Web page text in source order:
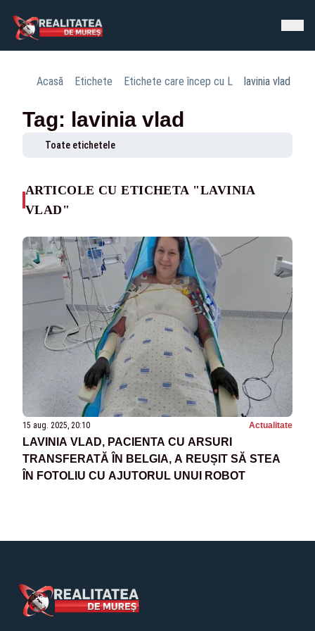
Acasă Etichete Etichete care încep cu L lavinia vlad
Tag: lavinia vlad
Toate etichetele
ARTICOLE CU ETICHETA "LAVINIA
VLAD"
15 aug. 2025, 20:10 Actualitate
LAVINIA VLAD, PACIENTA CU ARSURI
TRANSFERATĂ ÎN BELGIA, A REUȘIT SĂ STEA
ÎN FOTOLIU CU AJUTORUL UNUI ROBOT